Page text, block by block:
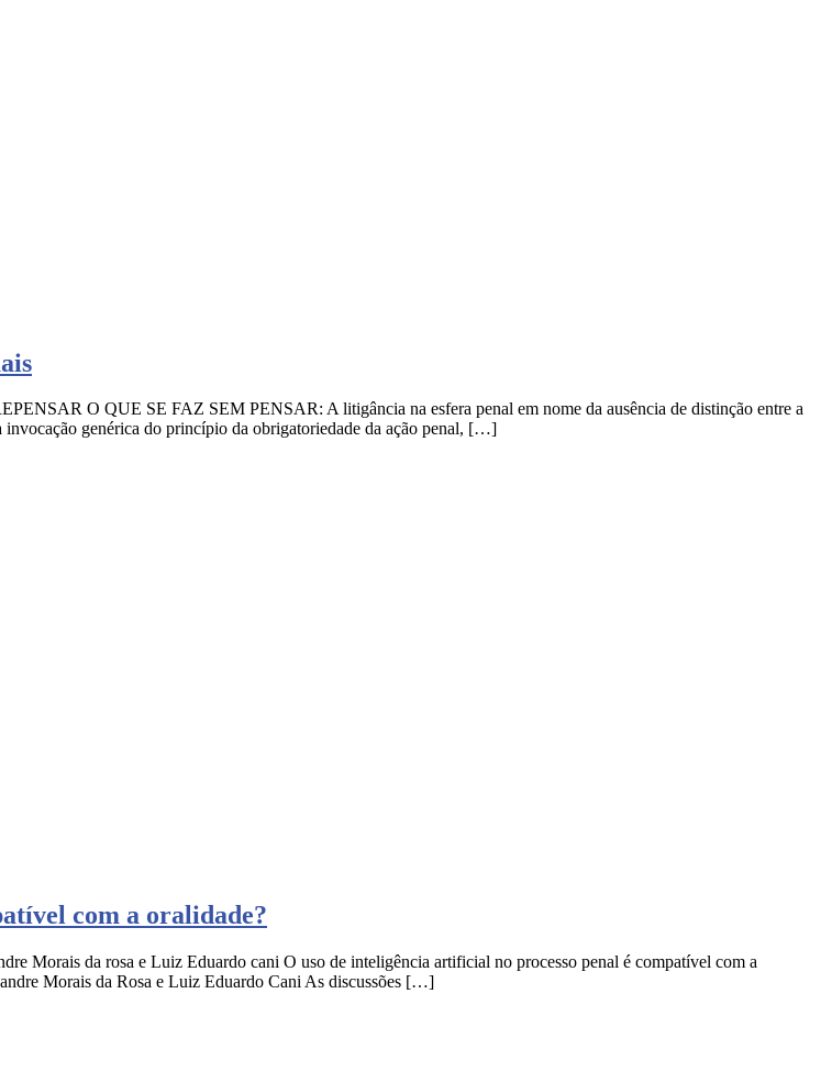
O QUE SE FAZ SEM PENSAR: A litigância na esfera penal em nome da ausência de distinção entre a
genérica do princípio da obrigatoriedade da ação penal, […]
com a oralidade?
Morais da rosa e Luiz Eduardo cani O uso de inteligência artificial no processo penal é compatível com a
Morais da Rosa e Luiz Eduardo Cani As discussões […]